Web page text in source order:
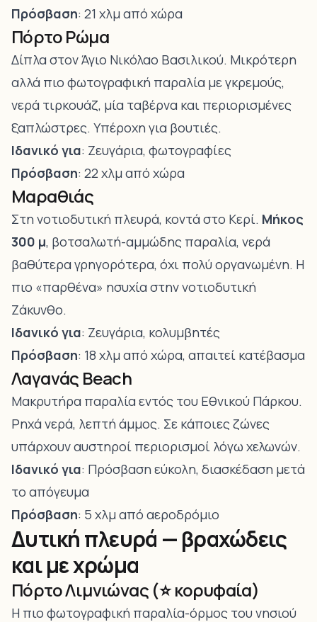
Πρόσβαση: 21 χλμ από χώρα
Πόρτο Ρώμα
Δίπλα στον Άγιο Νικόλαο Βασιλικού. Μικρότερη
αλλά πιο φωτογραφική παραλία με γκρεμούς,
νερά τιρκουάζ, μία ταβέρνα και περιορισμένες
ξαπλώστρες. Υπέροχη για βουτιές.
Ιδανικό για: Ζευγάρια, φωτογραφίες
Πρόσβαση: 22 χλμ από χώρα
Μαραθιάς
Στη νοτιοδυτική πλευρά, κοντά στο Κερί. Μήκος
300 μ, βοτσαλωτή-αμμώδης παραλία, νερά
βαθύτερα γρηγορότερα, όχι πολύ οργανωμένη. Η
πιο «παρθένα» ησυχία στην νοτιοδυτική
Ζάκυνθο.
Ιδανικό για: Ζευγάρια, κολυμβητές
Πρόσβαση: 18 χλμ από χώρα, απαιτεί κατέβασμα
Λαγανάς Beach
Μακρυτήρα παραλία εντός του Εθνικού Πάρκου.
Ρηχά νερά, λεπτή άμμος. Σε κάποιες ζώνες
υπάρχουν αυστηροί περιορισμοί λόγω χελωνών.
Ιδανικό για: Πρόσβαση εύκολη, διασκέδαση μετά
το απόγευμα
Πρόσβαση: 5 χλμ από αεροδρόμιο
Δυτική πλευρά — βραχώδεις
και με χρώμα
Πόρτο Λιμνιώνας (⭐ κορυφαία)
Η πιο φωτογραφική παραλία-όρμος του νησιού